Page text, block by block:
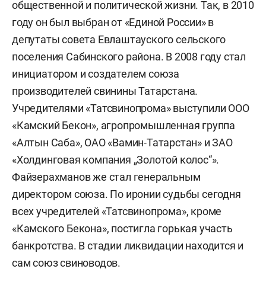
общественной и политической жизни. Так, в 2010
году он был выбран от «Единой России» в
депутаты совета Евлаштауского сельского
поселения Сабинского района. В 2008 году стал
инициатором и создателем союза
производителей свинины Татарстана.
Учредителями «Татсвинопрома» выступили ООО
«Камский Бекон», агропромышленная группа
«Алтын Саба», ОАО «Вамин-Татарстан» и ЗАО
«Холдинговая компания „Золотой колос“».
Файзерахманов же стал генеральным
директором союза. По иронии судьбы сегодня
всех учредителей «Татсвинопрома», кроме
«Камского Бекона», постигла горькая участь
банкротства. В стадии ликвидации находится и
сам союз свиноводов.